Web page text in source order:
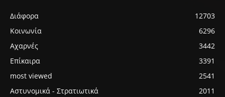
Διάφορα
12703
Κοινωνία
6296
Αχαρνές
3442
Επίκαιρα
3391
most viewed
2541
Αστυνομικά - Στρατιωτικά
2011